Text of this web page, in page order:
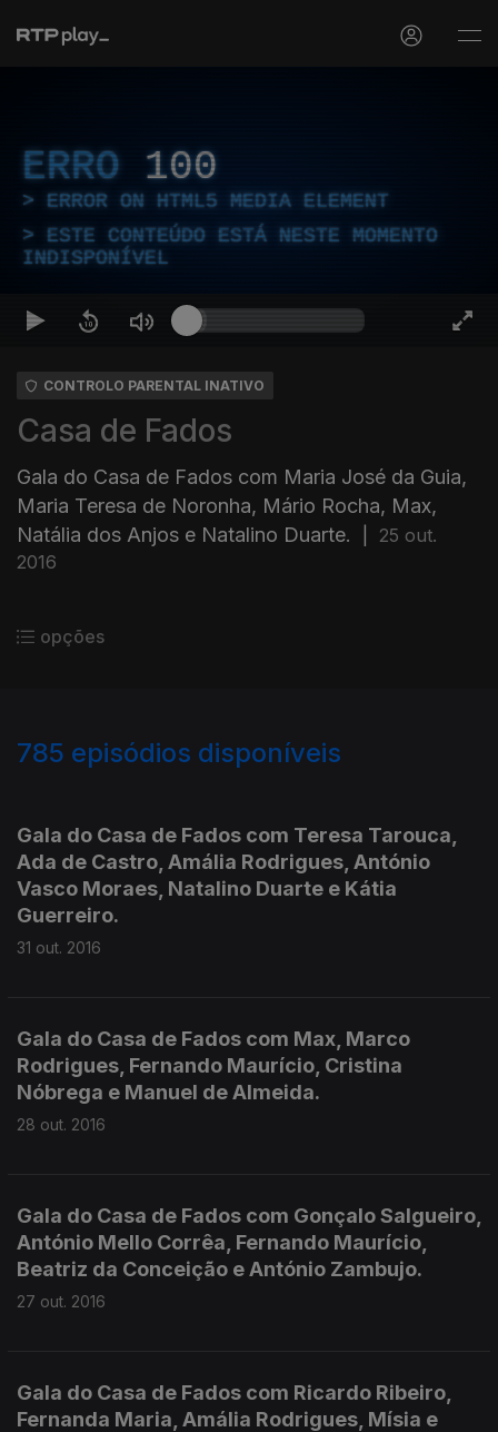
ERRO 100
ERROR ON HTML5 MEDIA ELEMENT
ESTE CONTEÚDO ESTÁ NESTE MOMENTO
INDISPONÍVEL
CONTROLO PARENTAL INATIVO
Casa de Fados
Gala do Casa de Fados com Maria José da Guia,
Maria Teresa de Noronha, Mário Rocha, Max,
Natália dos Anjos e Natalino Duarte.
25 out.
2016
opções
785 episódios disponíveis
Gala do Casa de Fados com Teresa Tarouca,
Ada de Castro, Amália Rodrigues, António
Vasco Moraes, Natalino Duarte e Kátia
Guerreiro.
31 out. 2016
Gala do Casa de Fados com Max, Marco
Rodrigues, Fernando Maurício, Cristina
Nóbrega e Manuel de Almeida.
28 out. 2016
Gala do Casa de Fados com Gonçalo Salgueiro,
António Mello Corrêa, Fernando Maurício,
Beatriz da Conceição e António Zambujo.
27 out. 2016
Gala do Casa de Fados com Ricardo Ribeiro,
Fernanda Maria, Amália Rodrigues, Mísia e